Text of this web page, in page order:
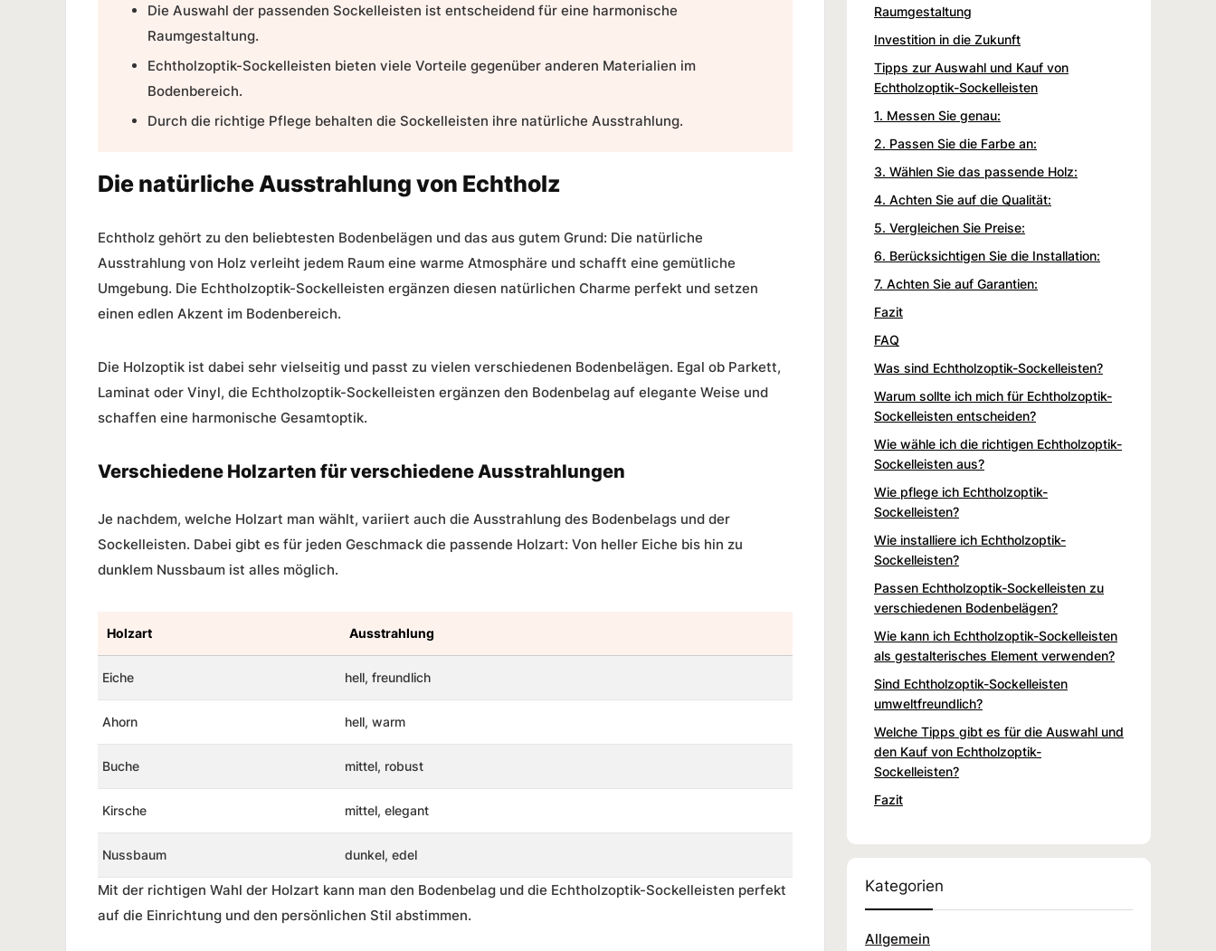
Die Auswahl der passenden Sockelleisten ist entscheidend für eine harmonische
Raumgestaltung.
Echtholzoptik-Sockelleisten bieten viele Vorteile gegenüber anderen Materialien im
Bodenbereich.
Durch die richtige Pflege behalten die Sockelleisten ihre natürliche Ausstrahlung.
Die natürliche Ausstrahlung von Echtholz
Echtholz gehört zu den beliebtesten Bodenbelägen und das aus gutem Grund: Die natürliche
Ausstrahlung von Holz verleiht jedem Raum eine warme Atmosphäre und schafft eine gemütliche
Umgebung. Die Echtholzoptik-Sockelleisten ergänzen diesen natürlichen Charme perfekt und setzen
einen edlen Akzent im Bodenbereich.
Die Holzoptik ist dabei sehr vielseitig und passt zu vielen verschiedenen Bodenbelägen. Egal ob Parkett,
Laminat oder Vinyl, die Echtholzoptik-Sockelleisten ergänzen den Bodenbelag auf elegante Weise und
schaffen eine harmonische Gesamtoptik.
Verschiedene Holzarten für verschiedene Ausstrahlungen
Je nachdem, welche Holzart man wählt, variiert auch die Ausstrahlung des Bodenbelags und der
Sockelleisten. Dabei gibt es für jeden Geschmack die passende Holzart: Von heller Eiche bis hin zu
dunklem Nussbaum ist alles möglich.
Holzart Ausstrahlung
Eiche hell, freundlich
Ahorn hell, warm
Buche mittel, robust
Kirsche mittel, elegant
Nussbaum dunkel, edel
Mit der richtigen Wahl der Holzart kann man den Bodenbelag und die Echtholzoptik-Sockelleisten perfekt
auf die Einrichtung und den persönlichen Stil abstimmen.
Raumgestaltung
Investition in die Zukunft
Tipps zur Auswahl und Kauf von
Echtholzoptik-Sockelleisten
1. Messen Sie genau:
2. Passen Sie die Farbe an:
3. Wählen Sie das passende Holz:
4. Achten Sie auf die Qualität:
5. Vergleichen Sie Preise:
6. Berücksichtigen Sie die Installation:
7. Achten Sie auf Garantien:
Fazit
FAQ
Was sind Echtholzoptik-Sockelleisten?
Warum sollte ich mich für Echtholzoptik-
Sockelleisten entscheiden?
Wie wähle ich die richtigen Echtholzoptik-
Sockelleisten aus?
Wie pflege ich Echtholzoptik-
Sockelleisten?
Wie installiere ich Echtholzoptik-
Sockelleisten?
Passen Echtholzoptik-Sockelleisten zu
verschiedenen Bodenbelägen?
Wie kann ich Echtholzoptik-Sockelleisten
als gestalterisches Element verwenden?
Sind Echtholzoptik-Sockelleisten
umweltfreundlich?
Welche Tipps gibt es für die Auswahl und
den Kauf von Echtholzoptik-
Sockelleisten?
Fazit
Kategorien
Allgemein